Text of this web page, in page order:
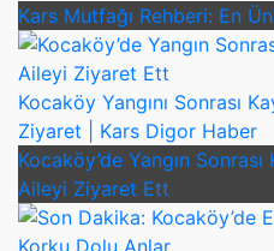
Kars Mutfağı Rehberi: En
Kocaköy Yangını Sonrası
Ziyaret | Kars Digor Haber
Kocaköy’de Yangın
Aileyi Ziyaret Ett